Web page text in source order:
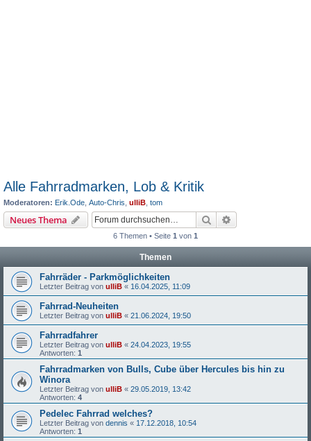
Alle Fahrradmarken, Lob & Kritik
Moderatoren: Erik.Ode Auto-Chris ulliB tom
Neues Thema Suche
6 Themen • Seite 1 von 1
Themen
Fahrräder - Parkmöglichkeiten
Letzter Beitrag von ulliB « 16.04.2025, 11:09
Fahrrad-Neuheiten
Letzter Beitrag von ulliB « 21.06.2024, 19:50
Fahrradfahrer
Letzter Beitrag von ulliB « 24.04.2023, 19:55
Antworten: 1
Fahrradmarken von Bulls, Cube über Hercules bis hin zu
Winora
Letzter Beitrag von ulliB « 29.05.2019, 13:42
Antworten: 4
Pedelec Fahrrad welches?
Letzter Beitrag von dennis « 17.12.2018, 10:54
Antworten: 1